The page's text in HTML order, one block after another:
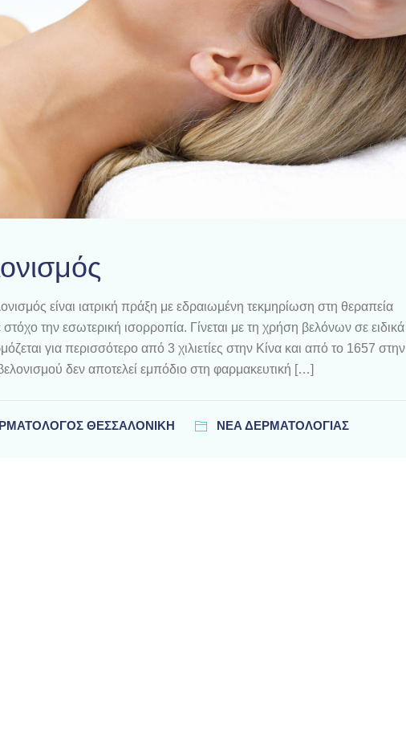
είναι ιατρική πράξη με εδραιωμένη τεκμηρίωση στη θεραπεία
την εσωτερική ισορροπία. Γίνεται με τη χρήση βελόνων σε ειδικά
για περισσότερο από 3 χιλιετίες στην Κίνα και από το 1657 στην
δεν αποτελεί εμπόδιο στη φαρμακευτική […]
ΘΕΣΣΑΛΟΝΊΚΗ ΝΕΑ ΔΕΡΜΑΤΟΛΟΓΙΑΣ